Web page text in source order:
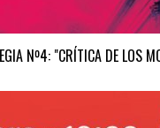
Nº4: "CRÍTICA DE LOS